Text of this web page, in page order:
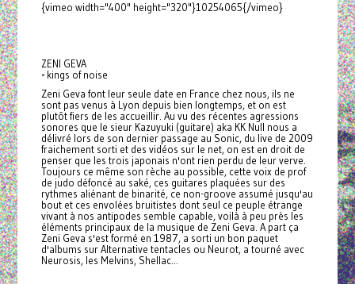
{vimeo width="400" height="320"}10254065{/vimeo}
ZENI GEVA
-kings of noise
Zeni Geva font leur seule date en France chez nous, ils ne
sont pas venus à Lyon depuis bien longtemps, et on est
plutôt fiers de les accueillir. Au vu des récentes agressions
sonores que le sieur Kazuyuki (guitare) aka KK Null nous a
délivré lors de son dernier passage au Sonic, du live de 2009
fraichement sorti et des vidéos sur le net, on est en droit de
penser que les trois japonais n'ont rien perdu de leur verve.
Toujours ce même son rèche au possible, cette voix de prof
de judo défoncé au saké, ces guitares plaquées sur des
rythmes aliénant de binarité, ce non-groove assumé jusqu'au
bout et ces envolées bruitistes dont seul ce peuple étrange
vivant à nos antipodes semble capable, voilà à peu près les
éléments principaux de la musique de Zeni Geva. A part ça
Zeni Geva s'est formé en 1987, a sorti un bon paquet
d'albums sur Alternative tentacles ou Neurot, a tourné avec
Neurosis, les Melvins, Shellac...